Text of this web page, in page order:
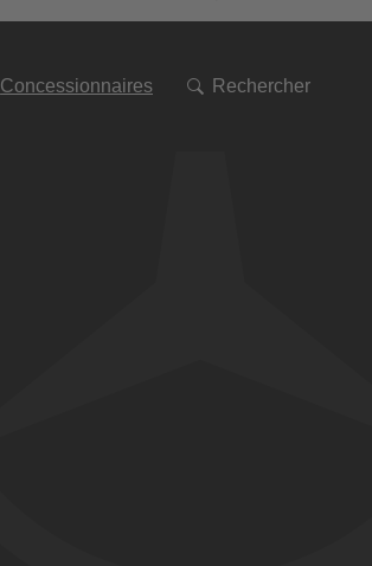
Concessionnaires Rechercher
à